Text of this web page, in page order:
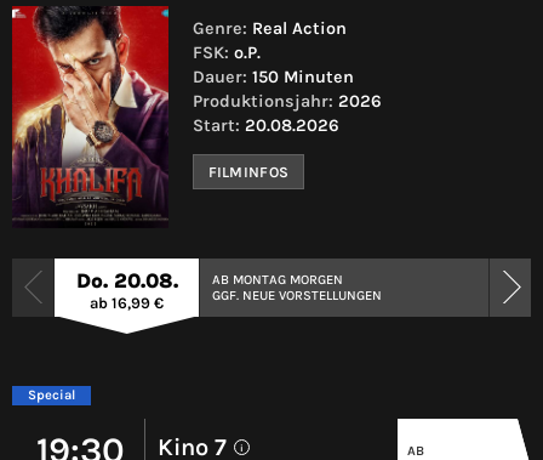
Genre: Real Action
FSK: o.P.
Dauer: 150 Minuten
Produktionsjahr: 2026
Start: 20.08.2026
FILMINFOS
Do. 20.08.
ab 16,99 €
AB MONTAG MORGEN
GGF. NEUE VORSTELLUNGEN
Special
19:30 Kino 7 i AB